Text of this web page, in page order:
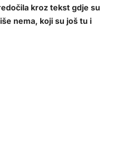
kroz tekst gdje su
nema, koji su još tu i